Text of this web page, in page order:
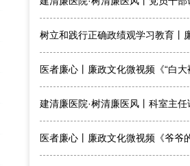
树立和践行正确政绩观学习教育
医者廉心丨廉政文化微视频《“白大
建清廉医院·树清廉医风丨科室主
医者廉心丨廉政文化微视频《爷爷